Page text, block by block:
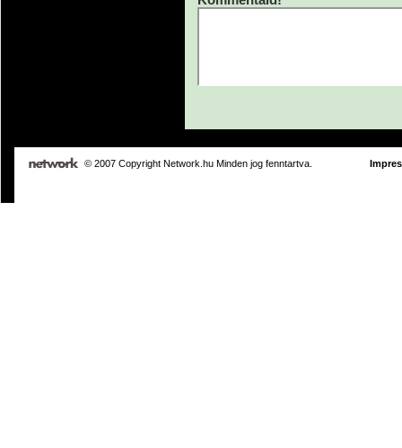
© 2007 Copyright Network.hu Minden jog fenntartva.